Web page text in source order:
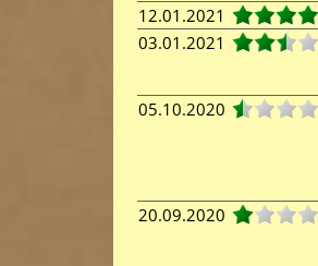
12.01.2021
03.01.2021
05.10.2020
20.09.2020